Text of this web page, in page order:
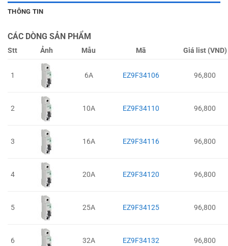
THÔNG TIN
CÁC DÒNG SẢN PHẨM
Stt Ảnh Mẫu Mã Giá list (VND)
1 6A EZ9F34106 96,800
2 10A EZ9F34110 96,800
3 16A EZ9F34116 96,800
4 20A EZ9F34120 96,800
5 25A EZ9F34125 96,800
6 32A EZ9F34132 96,800